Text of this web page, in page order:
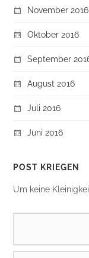
November 2016
Oktober 2016
September
August 2016
Juli 2016
Juni 2016
POST KRIEGEN
Um keine